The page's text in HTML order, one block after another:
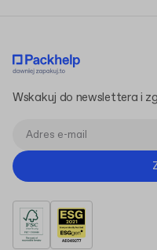
Wskakuj do newslettera i